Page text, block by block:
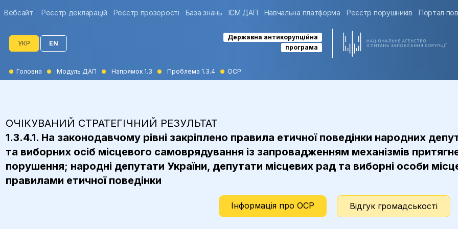
Вебсайт Реєстр декларацій Реєстр прозорості База знань ІСМ ДАП Навчальна платформа Реєстр порушників Портал
УКР EN
Державна антикорупційна
програма
Головна Модуль ДАП Напрямок 1.3 Проблема 1.3.4 ОСР
ОЧІКУВАНИЙ СТРАТЕГІЧНИЙ РЕЗУЛЬТАТ
1.3.4.1. На законодавчому рівні закріплено правила етичної поведінки народних
та виборних осіб місцевого самоврядування із запровадженням механізмів
порушення; народні депутати України, депутати місцевих рад та виборні особи
правилами етичної поведінки
Інформація про ОСР Відгук громадськості